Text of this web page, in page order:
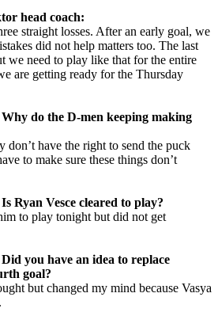
head coach:
straight losses. After an early goal, we
did not help matters too. The last
we need to play like that for the entire
are getting ready for the Thursday
do the D-men keeping making
don’t have the right to send the puck
to make sure these things don’t
Ryan Vesce cleared to play?
to play tonight but did not get
you have an idea to replace
goal?
but changed my mind because Vasya